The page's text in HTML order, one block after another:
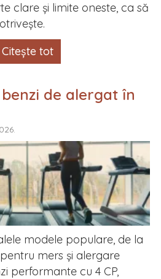
clare și limite oneste, ca să
Citește tot
de alergat în
modele populare, de la
mers și alergare
performante cu 4 CP,